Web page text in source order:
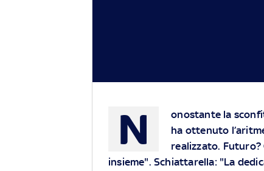
N
onostante la
ha ottenuto
realizzato.
insieme". Schiattarella: "La